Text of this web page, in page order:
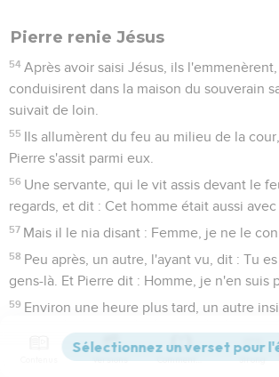
Pierre renie Jésus
54 Après avoir saisi Jésus, ils
conduisirent dans la maison du souverain
suivait de loin.
55 Ils allumèrent du feu au milieu de la
Pierre s'assit parmi eux.
56 Une servante, qui le vit assis devant le
regards, et dit : Cet homme était aussi avec
57 Mais il le nia disant : Femme, je ne le
58 Peu après, un autre, l'ayant vu, dit : Tu
gens-là. Et Pierre dit : Homme, je n'en suis
59 Environ une heure plus tard, un autre
Galiléen.
Versions Commentaires Strong